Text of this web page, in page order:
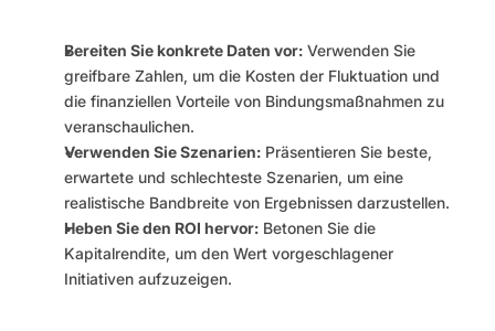
Bereiten Sie konkrete Daten vor: Verwenden Sie
greifbare Zahlen, um die Kosten der Fluktuation und
die finanziellen Vorteile von Bindungsmaßnahmen zu
veranschaulichen.
Verwenden Sie Szenarien: Präsentieren Sie beste,
erwartete und schlechteste Szenarien, um eine
realistische Bandbreite von Ergebnissen darzustellen.
Heben Sie den ROI hervor: Betonen Sie die
Kapitalrendite, um den Wert vorgeschlagener
Initiativen aufzuzeigen.